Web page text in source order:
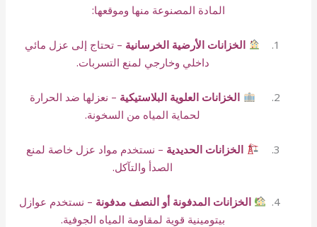
المادة المصنوعة منها وموقعها:
الخزانات الأرضية الخرسانية – تحتاج إلى عزل مائي
داخلي وخارجي لمنع التسربات.
الخزانات العلوية البلاستيكية – نعزلها ضد الحرارة
لحماية المياه من السخونة.
الخزانات الحديدية – نستخدم مواد عزل خاصة لمنع
الصدأ والتآكل.
الخزانات المدفونة أو النصف مدفونة – نستخدم عوازل
بيتومينية قوية لمقاومة المياه الجوفية.